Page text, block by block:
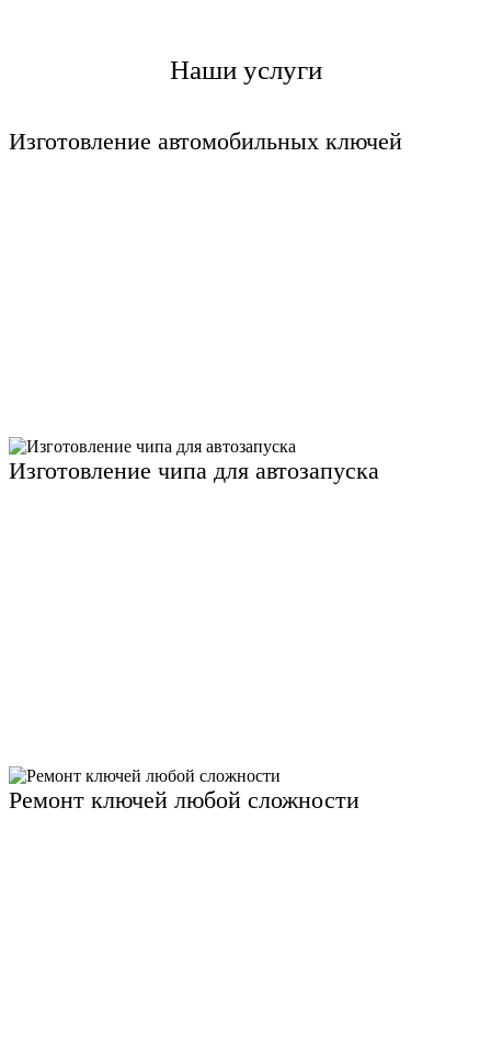
Наши услуги
Изготовление автомобильных ключей
Изготовление чипа для автозапуска
Ремонт ключей любой сложности